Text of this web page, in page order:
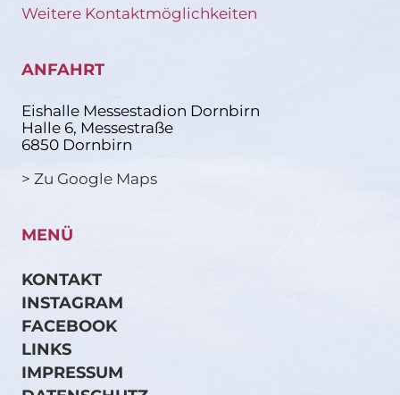
Weitere Kontaktmöglichkeiten
ANFAHRT
Eishalle Messestadion Dornbirn
Halle 6, Messestraße
6850 Dornbirn
> Zu Google Maps
MENÜ
KONTAKT
INSTAGRAM
FACEBOOK
LINKS
IMPRESSUM